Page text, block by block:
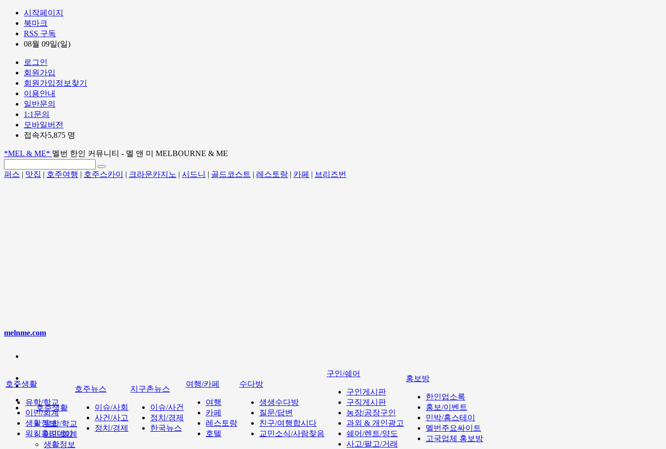
시작페이지
북마크
RSS 구독
08월 09일(일)
로그인
회원가입
회원가입정보찾기
이용안내
일반문의
1:1문의
모바일버전
접속자5,875 명
*MEL & ME* 멜번 한인 커뮤니티 - 멜 앤 미 MELBOURNE & ME
퍼스 | 맛집 | 호주여행 | 호주스카이 | 크라운카지노 | 시드니 | 골드코스트 | 레스토랑 | 카페 | 브리즈번
melnme.com
호주생활
유학/학교
이민/회계
생활정보
호주생활
유학/학교
이민/회계
생활정보
워킹홀리데이
호주뉴스
이슈/사회
사건/사고
정치/경제
지구촌뉴스
이슈/사건
정치/경제
한국뉴스
여행/카페
여행
카페
레스토랑
호텔
수다방
생생수다방
질문/답변
친구/여행합시다
교민소식/사람찾음
구인/쉐어
구인게시판
구직게시판
농장/공장구인
과외 & 개인광고
쉐어/렌트/양도
사고/팔고/거래
홍보방
한인업소록
홍보/이벤트
민박/홈스테이
멜번주요싸이트
고국업체 홍보방